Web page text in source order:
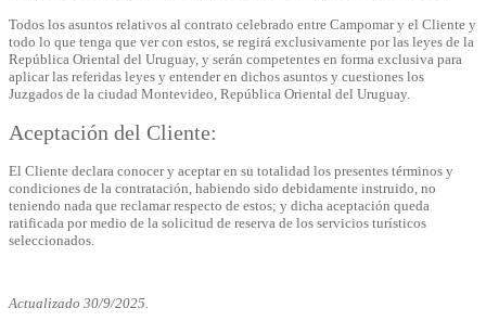
Todos los asuntos relativos al contrato celebrado entre Campomar y el Cliente y
todo lo que tenga que ver con estos, se regirá exclusivamente por las leyes de la
República Oriental del Uruguay, y serán competentes en forma exclusiva para
aplicar las referidas leyes y entender en dichos asuntos y cuestiones los
Juzgados de la ciudad Montevideo, República Oriental del Uruguay.
Aceptación del Cliente:
El Cliente declara conocer y aceptar en su totalidad los presentes términos y
condiciones de la contratación, habiendo sido debidamente instruido, no
teniendo nada que reclamar respecto de estos; y dicha aceptación queda
ratificada por medio de la solicitud de reserva de los servicios turísticos
seleccionados.
Actualizado 30/9/2025.